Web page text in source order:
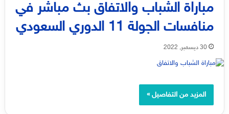
مباراة الشباب والاتفاق بث مباشر في
منافسات الجولة 11 الدوري السعودي
30 ديسمبر, 2022
المزيد من التفاصيل »